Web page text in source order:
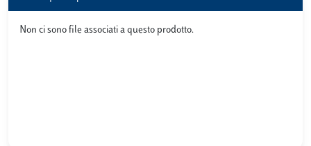
Non ci sono file associati a questo prodotto.